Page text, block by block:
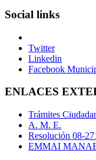
Social links
Twitter
Linkedin
Facebook
ENLACES
Trámites
A. M. E.
Resolución 08-
EMMAI